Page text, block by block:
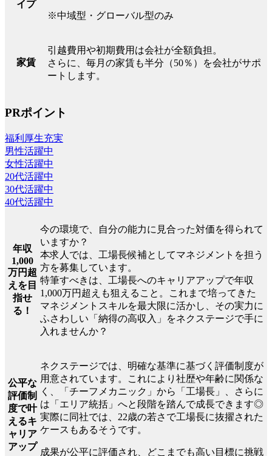
イプ
※中域型・グローバル型のみ
家賃
引越費用や初期費用は会社が全額負担。
さらに、毎月の家賃も半分（50％）を会社がサポ
ートします。
PRポイント
福利厚生充実
男性活躍中
女性活躍中
20代活躍中
30代活躍中
40代活躍中
年収
1,000
万円超
えを目
指せ
る！
今の環境で、自分の能力に見合った対価を得られて
いますか？
本求人では、工場長候補としてマネジメントを担う
方を募集しています。
特筆すべきは、工場長へのキャリアアップで年収
1,000万円超えも狙えること。これまで培ってきた
マネジメントスキルを最大限に活かし、その実力に
ふさわしい「納得の高収入」をネクステージで手に
入れませんか？
公平な
評価制
度で叶
えるキ
ャリア
アップ
ネクステージでは、明確な基準に基づく評価制度が
用意されています。これにより社歴や年齢に関係な
く、「チーフメカニック」から「工場長」、さらに
は「エリア統括」へと段階を踏んで成長できます◎
実際に同社では、22歳の若さで工場長に抜擢された
ケースもあるそうです。
成果が公平に評価され、どこまでも高い目標に挑戦